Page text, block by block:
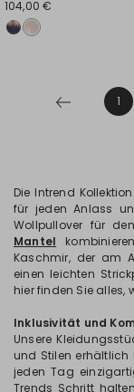
104,00 €
1
Die Intrend
für jeden Anlass
Wollpullover für
Mantel
Kaschmir, der am
einen leichten
hier finden Sie alles,
Inklusivität und
Unsere
und Stilen erhältlich
jeden Tag
Trends Schritt